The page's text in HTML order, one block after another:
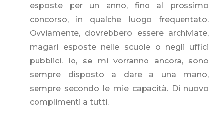
esposte per un anno, fino al prossimo
concorso, in qualche luogo frequentato.
Ovviamente, dovrebbero essere archiviate,
magari esposte nelle scuole o negli uffici
pubblici. Io, se mi vorranno ancora, sono
sempre disposto a dare a una mano,
sempre secondo le mie capacità. Di nuovo
complimenti a tutti.